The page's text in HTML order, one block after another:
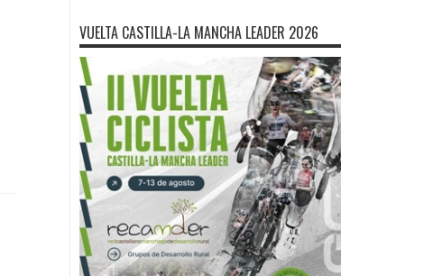
VUELTA CASTILLA-LA MANCHA LEADER 2026